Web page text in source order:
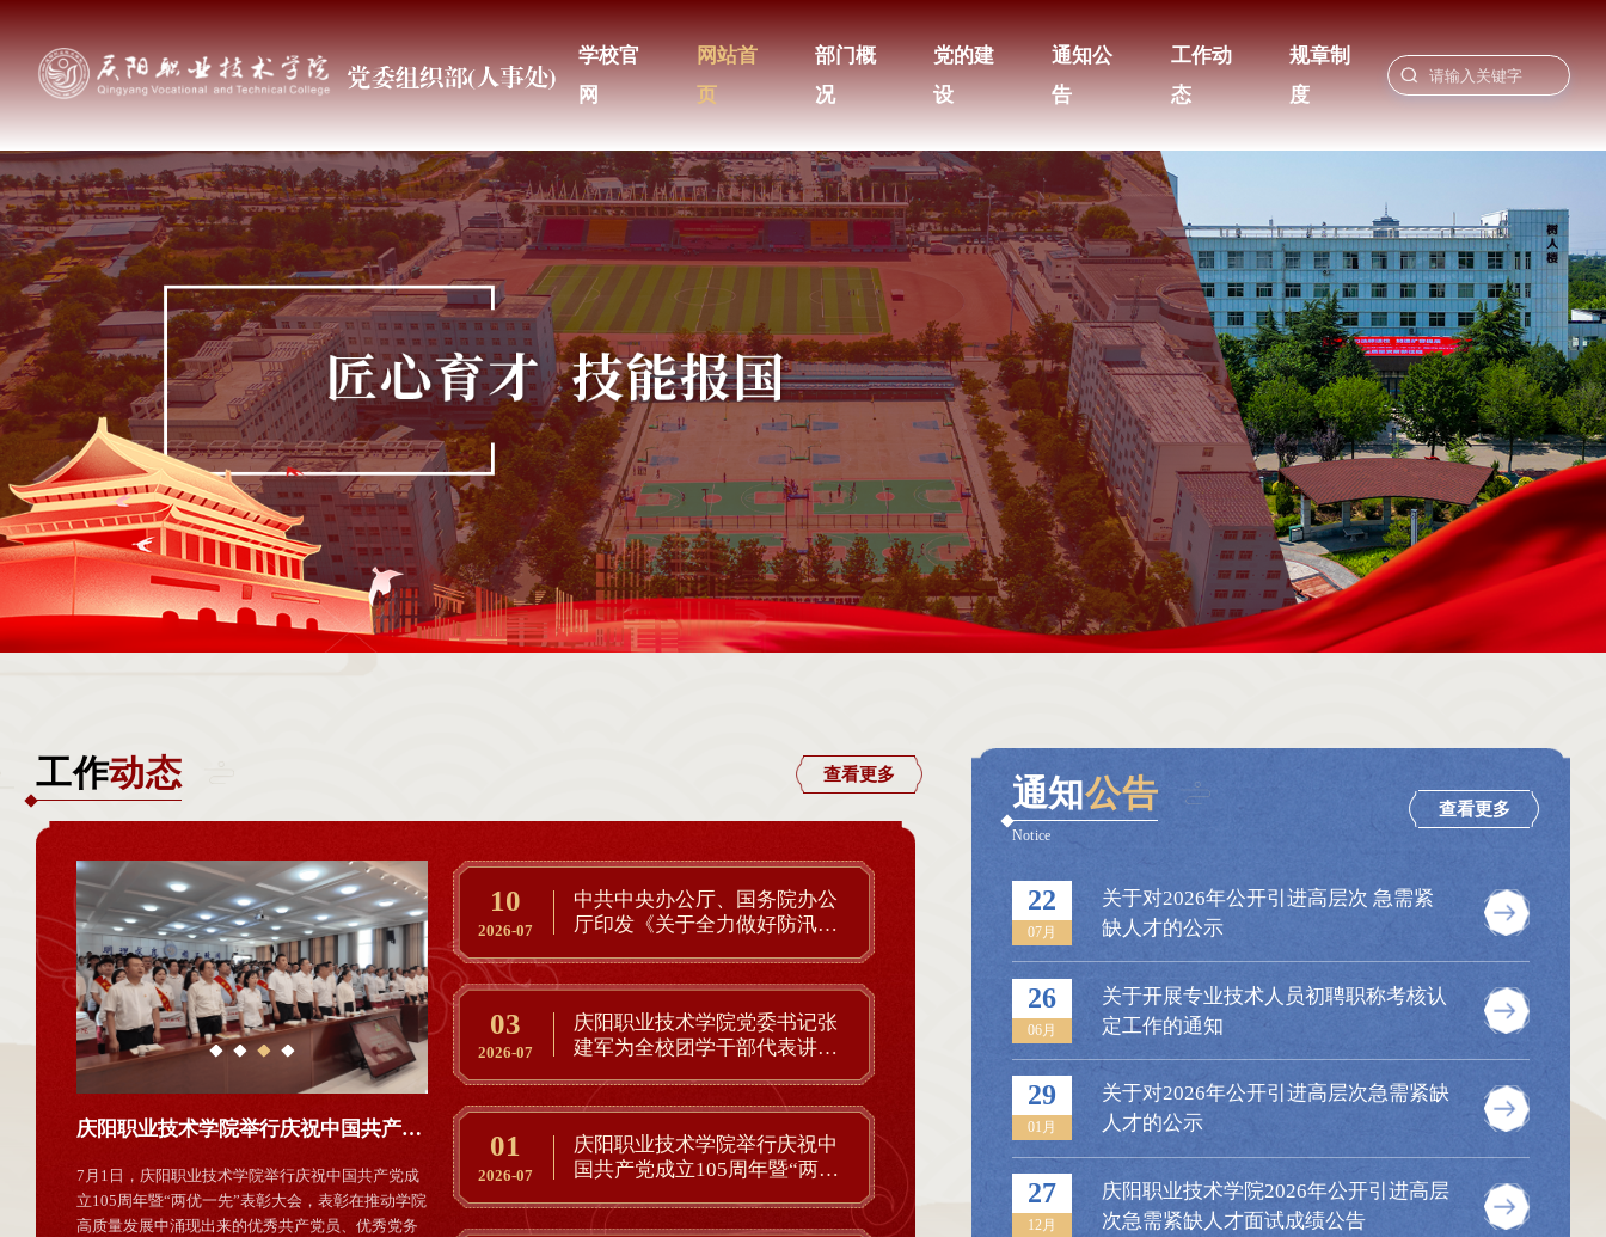
学校官
网
网站首
页
部门概
况
党的建
设
通知公
告
工作动
态
规章制
度
工作动态 查看更多
庆阳职业技术学院举行庆祝中国共产党成立105周年暨“两优一先”表彰大会
7月1日，庆阳职业技术学院举行庆祝中国共产党成
立105周年暨“两优一先”表彰大会，表彰在推动学院
高质量发展中涌现出来的优秀共产党员、优秀党务
7月1日上午10时，庆祝中国共产党成立105周年大
会在北京人民大会堂隆重举行，习近平总书记向“七
一勋章”获得者颁授勋章并发表重要讲话。庆阳职业
中共中央办公厅、国务院办公厅印发《关于全力做好防汛抗旱工作的通知》
近日，中共中央办公厅、国务院办公厅印发《关于
全力做好防汛抗旱工作的通知》（以下简称《通
知》），对全力做好防汛抗旱、抢险救灾各项工作
10
2026-07
中共中央办公厅、国务院办公
厅印发《关于全力做好防汛抗
03
2026-07
庆阳职业技术学院党委书记张
建军为全校团学干部代表讲授
01
2026-07
庆阳职业技术学院举行庆祝中
国共产党成立105周年暨“两优
通知公告
Notice
查看更多
22
07月
关于对2026年公开引进高层次 急需紧
缺人才的公示
26
06月
关于开展专业技术人员初聘职称考核认
定工作的通知
29
01月
关于对2026年公开引进高层次急需紧缺
人才的公示
27
12月
庆阳职业技术学院2026年公开引进高层
次急需紧缺人才面试成绩公告